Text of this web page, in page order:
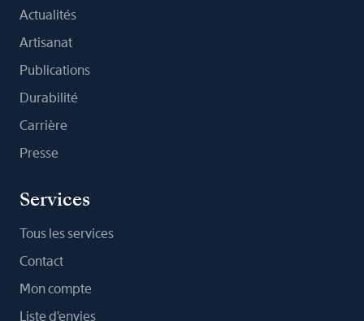
Actualités
Artisanat
Publications
Durabilité
Carrière
Presse
Services
Tous les services
Contact
Mon compte
Liste d'envies